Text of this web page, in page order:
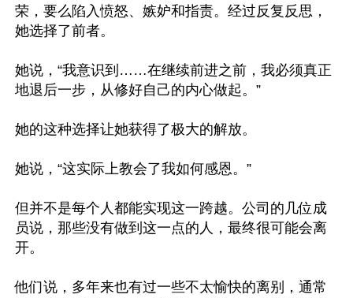
荣，要么陷入愤怒、嫉妒和指责。经过反复反思，
她选择了前者。
她说，“我意识到……在继续前进之前，我必须真正
地退后一步，从修好自己的内心做起。”
她的这种选择让她获得了极大的解放。
她说，“这实际上教会了我如何感恩。”
但并不是每个人都能实现这一跨越。公司的几位成
员说，那些没有做到这一点的人，最终很可能会离
开。
他们说，多年来也有过一些不太愉快的离别，通常